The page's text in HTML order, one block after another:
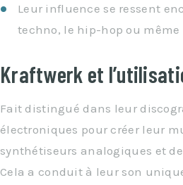
Leur influence se ressent
techno, le hip-hop ou
Kraftwerk et
Fait distingué dans leur
électroniques pour créer leur
synthétiseurs analogiques et
Cela a conduit à leur son